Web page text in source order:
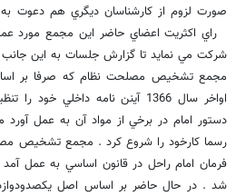
صورت لزوم از كارشناسان ديگري هم دعوت
راي اكثريت اعضاي حاضر اين مجمع مورد
شركت مي نمايد تا گزارش جلسات به اين
مجمع تشخيص مصلحت نظام كه صرفا بر
اواخر سال 1366 آينن نامه داخلي
دستور امام در برخي از مواد آن به عمل
رسما كارخود را شروع كرد . مجمع تشخيص
فرمان امام راحل در قانون اساسي به عمل
شد . در حال حاضر بر اساس اصل